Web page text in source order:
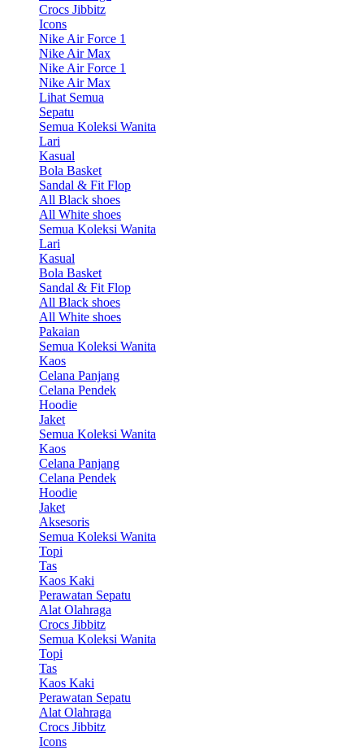
Crocs Jibbitz
Icons
Nike Air Force 1
Nike Air Max
Nike Air Force 1
Nike Air Max
Lihat Semua
Sepatu
Semua Koleksi Wanita
Lari
Kasual
Bola Basket
Sandal & Fit Flop
All Black shoes
All White shoes
Semua Koleksi Wanita
Lari
Kasual
Bola Basket
Sandal & Fit Flop
All Black shoes
All White shoes
Pakaian
Semua Koleksi Wanita
Kaos
Celana Panjang
Celana Pendek
Hoodie
Jaket
Semua Koleksi Wanita
Kaos
Celana Panjang
Celana Pendek
Hoodie
Jaket
Aksesoris
Semua Koleksi Wanita
Topi
Tas
Kaos Kaki
Perawatan Sepatu
Alat Olahraga
Crocs Jibbitz
Semua Koleksi Wanita
Topi
Tas
Kaos Kaki
Perawatan Sepatu
Alat Olahraga
Crocs Jibbitz
Icons